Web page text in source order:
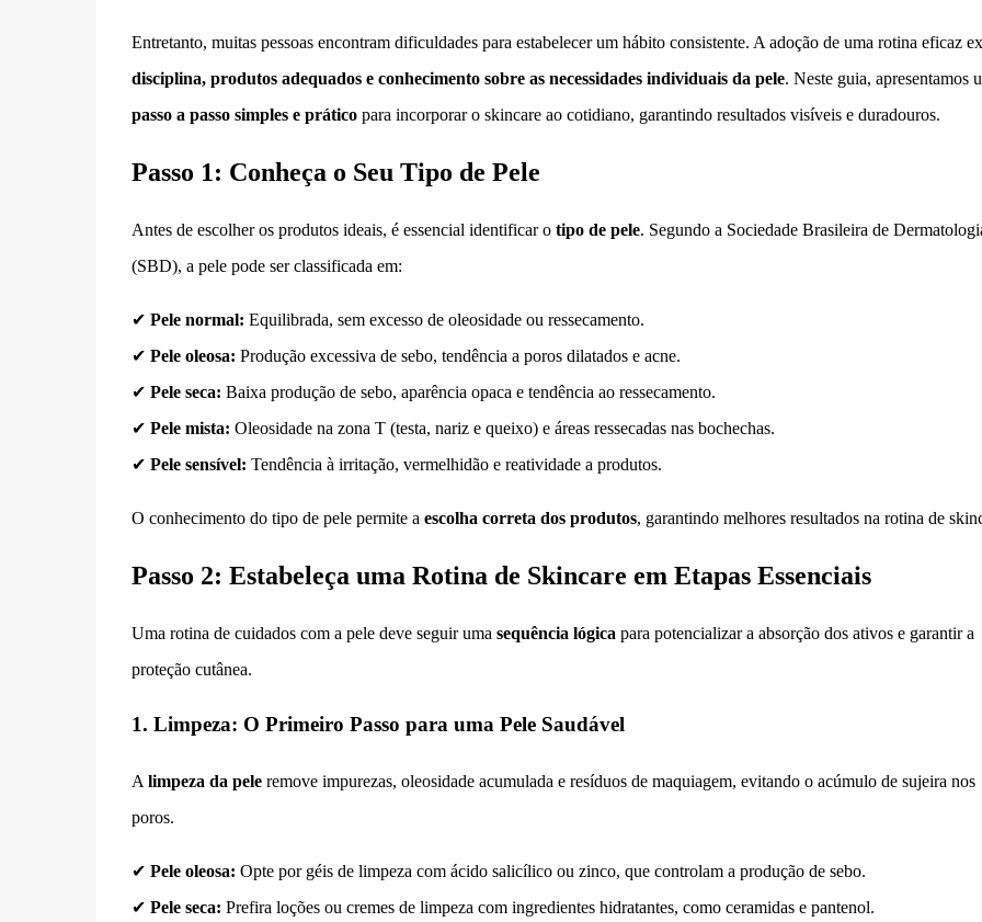
Entretanto, muitas pessoas encontram dificuldades para estabelecer um hábito consistente. A adoção de uma rotina eficaz
disciplina, produtos adequados e conhecimento sobre as necessidades individuais da pele. Neste guia, apresentamos
passo a passo simples e práticopara incorporar o skincare ao cotidiano, garantindo resultados visíveis e duradouros.
Passo 1: Conheça o Seu Tipo de Pele
Antes de escolher os produtos ideais, é essencial identificar o tipo de pele. Segundo a Sociedade Brasileira de
(SBD), a pele pode ser classificada em:
✔ Pele normal: Equilibrada, sem excesso de oleosidade ou ressecamento.
✔ Pele oleosa: Produção excessiva de sebo, tendência a poros dilatados e acne.
✔ Pele seca: Baixa produção de sebo, aparência opaca e tendência ao ressecamento.
✔ Pele mista: Oleosidade na zona T (testa, nariz e queixo) e áreas ressecadas nas bochechas.
✔ Pele sensível: Tendência à irritação, vermelhidão e reatividade a produtos.
O conhecimento do tipo de pele permite a escolha correta dos produtos, garantindo melhores resultados na rotina de
Passo 2: Estabeleça uma Rotina de Skincare em Etapas Essenciais
Uma rotina de cuidados com a pele deve seguir uma sequência lógica para potencializar a absorção dos ativos e garantir a
proteção cutânea.
1. Limpeza: O Primeiro Passo para uma Pele Saudável
A limpeza da peleremove impurezas, oleosidade acumulada e resíduos de maquiagem, evitando o acúmulo de sujeira nos
poros.
✔ Pele oleosa: Opte por géis de limpeza com ácido salicílico ou zinco, que controlam a produção de sebo.
✔ Pele seca: Prefira loções ou cremes de limpeza com ingredientes hidratantes, como ceramidas e pantenol.